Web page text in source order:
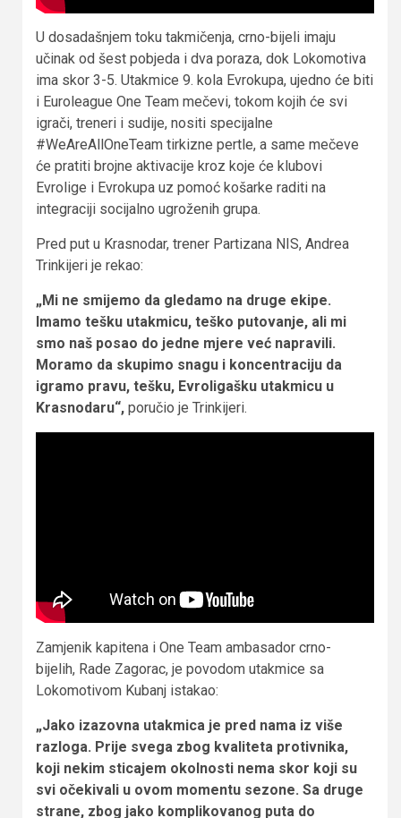
U dosadašnjem toku takmičenja, crno-bijeli imaju
učinak od šest pobjeda i dva poraza, dok Lokomotiva
ima skor 3-5. Utakmice 9. kola Evrokupa, ujedno će biti
i Euroleague One Team mečevi, tokom kojih će svi
igrači, treneri i sudije, nositi specijalne
#WeAreAllOneTeam tirkizne pertle, a same mečeve
će pratiti brojne aktivacije kroz koje će klubovi
Evrolige i Evrokupa uz pomoć košarke raditi na
integraciji socijalno ugroženih grupa.
Pred put u Krasnodar, trener Partizana NIS, Andrea
Trinkijeri je rekao:
„Mi ne smijemo da gledamo na druge ekipe.
Imamo tešku utakmicu, teško putovanje, ali mi
smo naš posao do jedne mjere već napravili.
Moramo da skupimo snagu i koncentraciju da
igramo pravu, tešku, Evroligašku utakmicu u
Krasnodaru“, poručio je Trinkijeri.
Zamjenik kapitena i One Team ambasador crno-
bijelih, Rade Zagorac, je povodom utakmice sa
Lokomotivom Kubanj istakao:
„Jako izazovna utakmica je pred nama iz više
razloga. Prije svega zbog kvaliteta protivnika,
koji nekim sticajem okolnosti nema skor koji su
svi očekivali u ovom momentu sezone. Sa druge
strane, zbog jako komplikovanog puta do